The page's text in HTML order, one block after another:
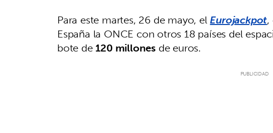
Para este martes, 26 de mayo, elEurojackpot,
España la ONCE con otros 18 países del
bote de120 millones de euros.